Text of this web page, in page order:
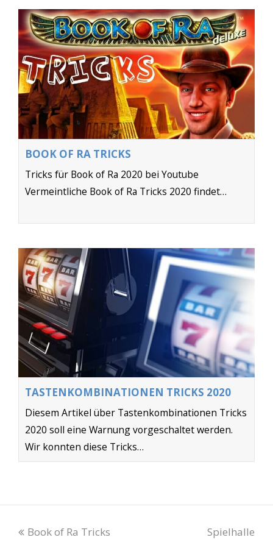
Hier für alle: Spielt 10 Cent
solange bis ihr 4 gleiche Symbole
vorne habt für die Freispiele
dann haltet ihr die Auszahltaste
gedrückt und gleichzeitig muss
Gerät 1 Mal neugestartet
werden. Wenn ihr geschickt seit
versucht es so das ihr der
Aufsicht sagt Gerät hängt und
Manipulation ist. Nach dem
Sindbad auf 2,10€ stellen und
den ganzen Tag mit den 4
Symbolen im Freispiel-Modus
spielen. Man kann sogar die
Spiele wechseln und ist immer
noch drin dann sprich die 4
Symbole und die Wilds auf den
Walzen.
VIDEO SINDBAD SYSTEMFEHLER MERKUR M
BOOK OF RA TRICKS
Tricks für Book of Ra 2020 bei Youtube
Vermeintliche Book of Ra Tricks 2020 findet…
TASTENKOMBINATIONEN TRICKS 2020
Diesem Artikel über Tastenkombinationen Tricks
2020 soll eine Warnung vorgeschaltet werden.
Wir konnten diese Tricks…
Book of Ra Tricks
Spielhalle